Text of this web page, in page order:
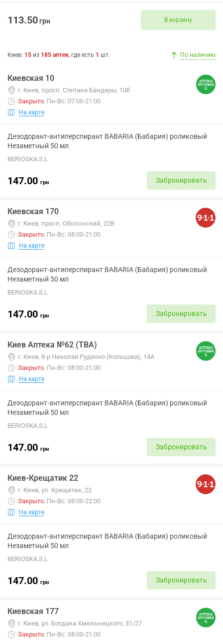
113.50грн В корзину
Киев: 15 из 185 аптек, где есть 1 шт. По наличию
Киевская 10
г. Киев, просп. Степана Бандеры, 10б
Закрыто. Пн-Вс: 07:00-21:00
На карте
Дезодорант-антиперспирант BABARIA (Бабария) роликовый
Незаметный 50 мл
BERIOSKA.S.L
147.00 грн Забронировать
Киевская 170
г. Киев, просп. Оболонский, 22В
Закрыто. Пн-Вс: 08:00-21:00
На карте
Дезодорант-антиперспирант BABARIA (Бабария) роликовый
Незаметный 50 мл
BERIOSKA.S.L
147.00 грн Забронировать
Киев Аптека №62 (ТВА)
г. Киев, б-р Николая Руденко (Кольцова), 14А
Закрыто. Пн-Вс: 08:00-21:00
На карте
Дезодорант-антиперспирант BABARIA (Бабария) роликовый
Незаметный 50 мл
BERIOSKA.S.L
147.00 грн Забронировать
Киев-Крещатик 22
г. Киев, ул. Крещатик, 22
Закрыто. Пн-Вс: 08:00-22:00
На карте
Дезодорант-антиперспирант BABARIA (Бабария) роликовый
Незаметный 50 мл
BERIOSKA.S.L
147.00 грн Забронировать
Киевская 177
г. Киев, ул. Богдана Хмельницкого, 31/27
Закрыто. Пн-Вс: 08:00-21:00